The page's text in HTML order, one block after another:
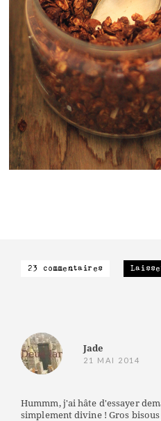
23 commentaires
Jade
21 MAI 2014
Hummm, j'ai hâte d'essayer
simplement divine ! Gros bisous